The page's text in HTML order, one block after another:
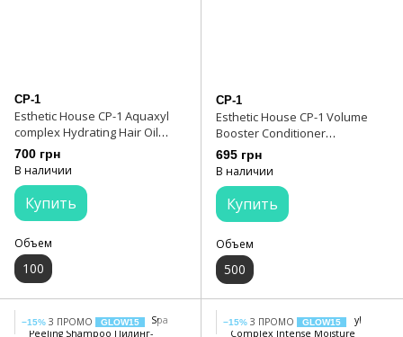
CP-1
Esthetic House CP-1 Aquaxyl
complex Hydrating Hair Oil
Масло для увлажнения волос
700 грн
В наличии
Купить
Объем
100
CP-1
Esthetic House CP-1 Volume
Booster Conditioner
Кондиционер для объема
волос
695 грн
В наличии
Купить
Объем
500
−15% З ПРОМО GLOW15 −15% З ПРОМО GLOW15